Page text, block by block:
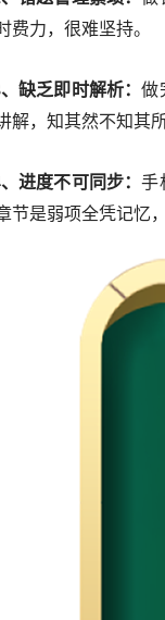
费力，很难坚持。
缺乏即时解析：做
解，知其然不知其所
进度不可同步：手
节是弱项全凭记忆